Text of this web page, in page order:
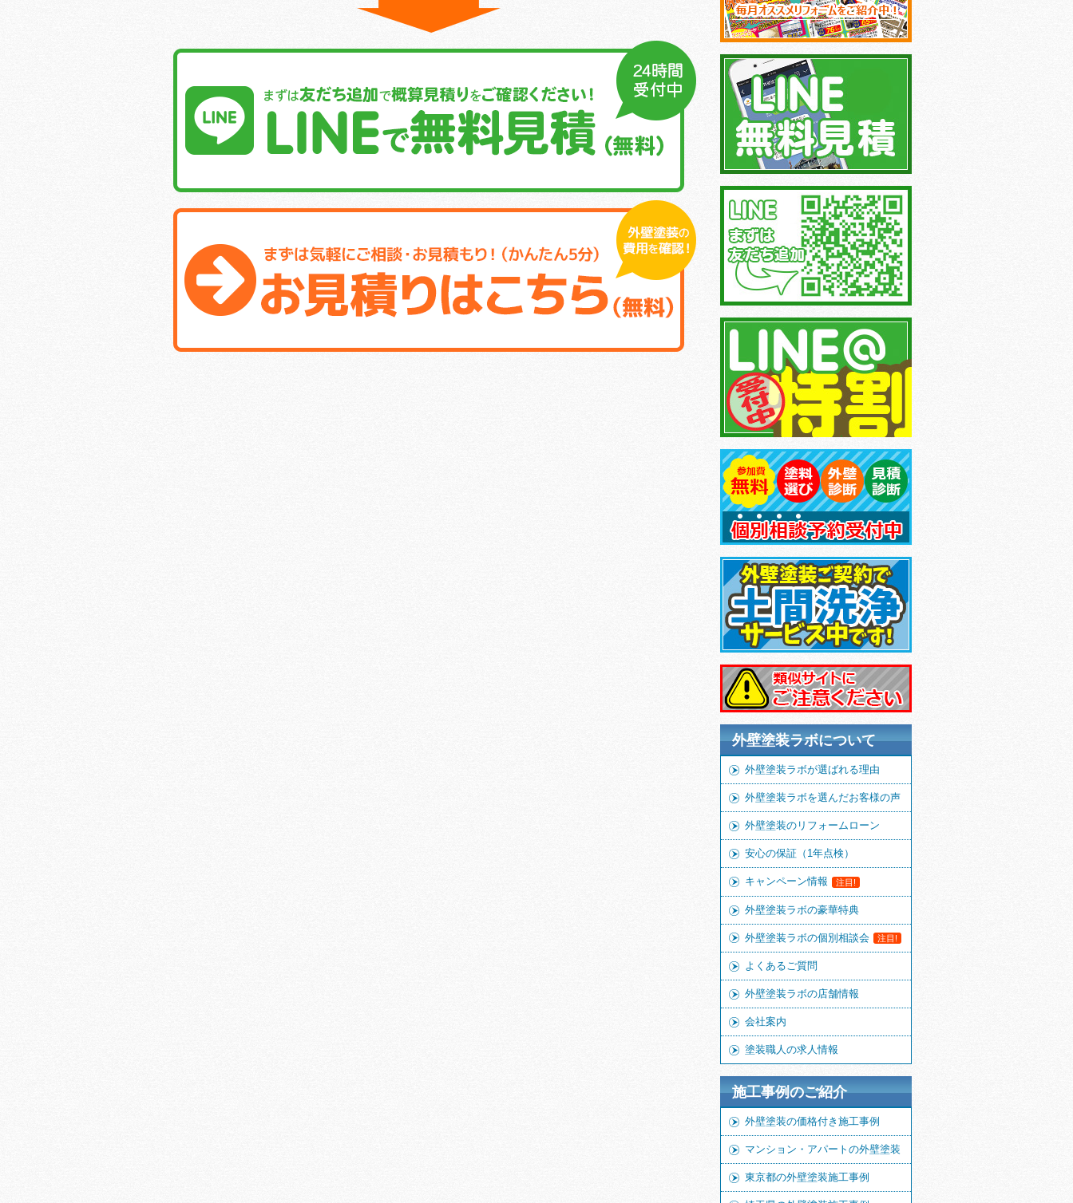
外壁塗装ラボについて
外壁塗装ラボが選ばれる理由
外壁塗装ラボを選んだお客様の声
外壁塗装のリフォームローン
安心の保証（1年点検）
キャンペーン情報 注目!
外壁塗装ラボの豪華特典
外壁塗装ラボの個別相談会 注目!
よくあるご質問
外壁塗装ラボの店舗情報
会社案内
塗装職人の求人情報
施工事例のご紹介
外壁塗装の価格付き施工事例
マンション・アパートの外壁塗装
東京都の外壁塗装施工事例